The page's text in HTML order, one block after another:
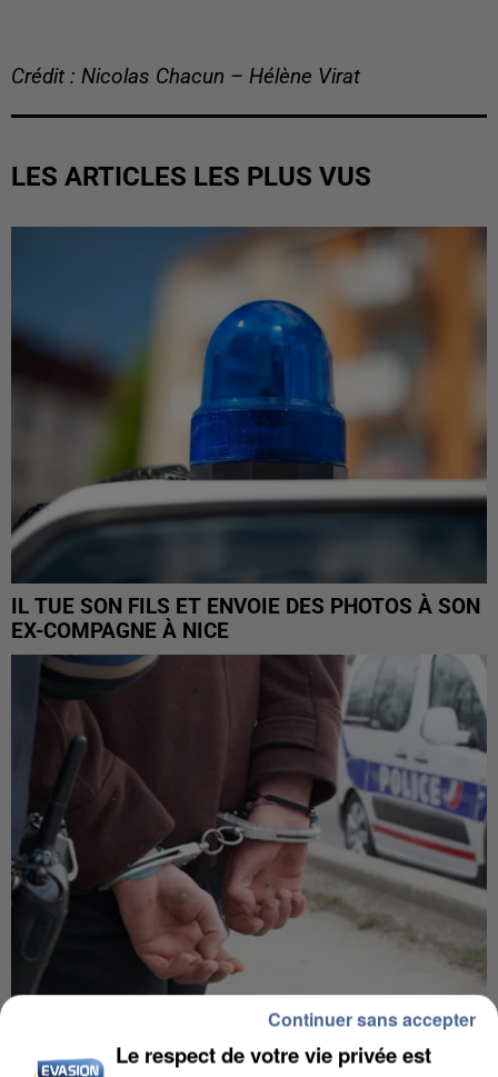
Crédit : Nicolas Chacun – Hélène Virat
LES ARTICLES LES PLUS VUS
IL TUE SON FILS ET ENVOIE DES PHOTOS À SON
EX-COMPAGNE À NICE
L’UN DES FONDATEURS SUPPOSÉS DE LA DZ
MAFIA INTERPELLÉ EN ALGÉRIE
Le respect de votre vie privée est
Continuer sans accepter